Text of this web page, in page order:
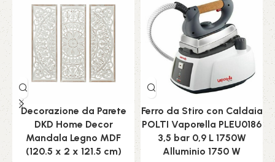
Decorazione da Parete
DKD Home Decor
Mandala Legno MDF
(120.5 x 2 x 121.5 cm)
Ferro da Stiro con Caldaia
POLTI Vaporella PLEU0186
3,5 bar 0,9 L 1750W
Alluminio 1750 W